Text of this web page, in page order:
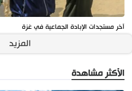
آخر مستجدات الإبادة الجماعية في غزة
المزيد
الأكثر مشاهدة